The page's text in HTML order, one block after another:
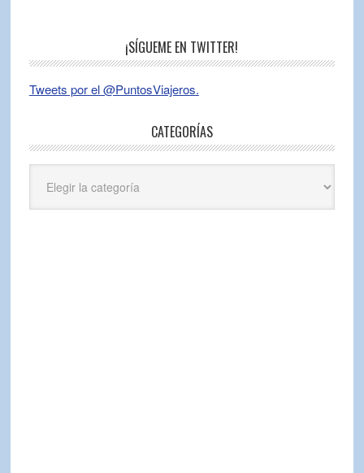
¡SÍGUEME EN TWITTER!
Tweets por el @PuntosViajeros.
CATEGORÍAS